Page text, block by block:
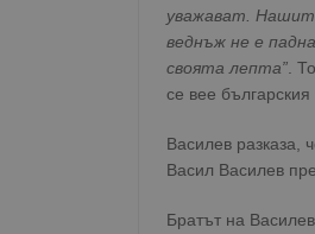
уважават.
веднъж не е
своята лепта” .
се вее
Василев разказа,
Васил Василев
Братът на